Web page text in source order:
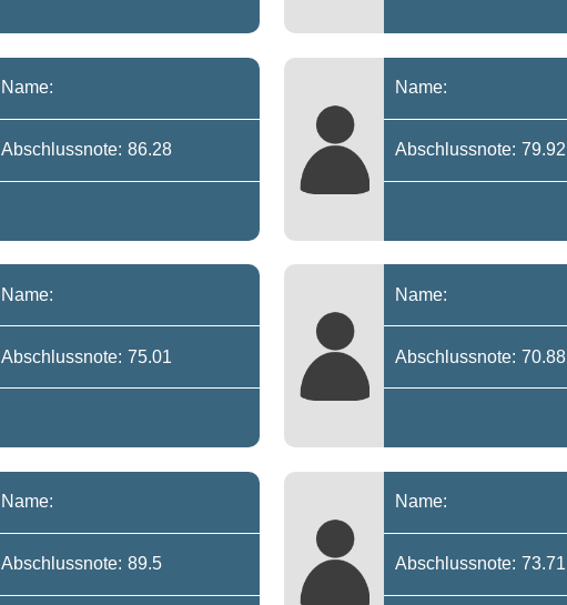
Name:
Abschlussnote: 86.28
Name:
Abschlussnote: 79.92
Name:
Abschlussnote: 75.01
Name:
Abschlussnote: 70.88
Name:
Abschlussnote: 89.5
Name:
Abschlussnote: 73.71